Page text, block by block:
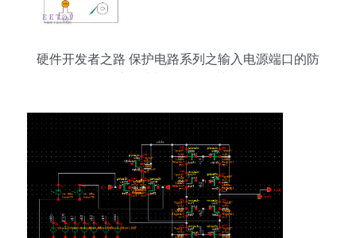
硬件开发者之路 保护电路系列之输入电源端口的防